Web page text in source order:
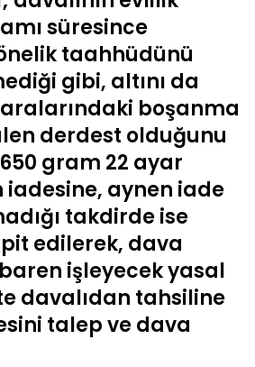
süresince
taahhüdünü
gibi, altını da
boşanma
derdest olduğunu
gram 22 ayar
iadesine, aynen iade
takdirde ise
edilerek, dava
işleyecek yasal
davalıdan tahsiline
talep ve dava